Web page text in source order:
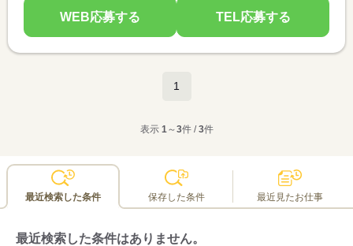
WEB応募する TEL応募する
1
表示 1～3件 /3件
最近検索した条件 保存した条件 最近見たお仕事
最近検索した条件はありません。